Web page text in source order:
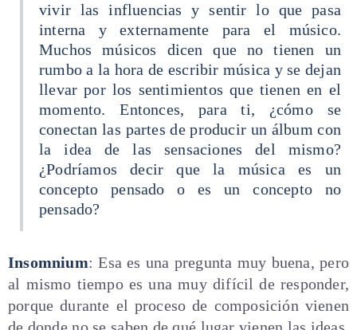
vivir las influencias y sentir lo que pasa
interna y externamente para el músico.
Muchos músicos dicen que no tienen un
rumbo a la hora de escribir música y se dejan
llevar por los sentimientos que tienen en el
momento. Entonces, para ti, ¿cómo se
conectan las partes de producir un álbum con
la idea de las sensaciones del mismo?
¿Podríamos decir que la música es un
concepto pensado o es un concepto no
pensado?
Insomnium: Esa es una pregunta muy buena, pero
al mismo tiempo es una muy difícil de responder,
porque durante el proceso de composición vienen